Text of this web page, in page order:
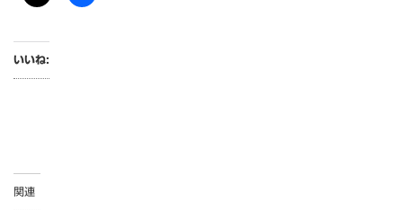
いいね:
関連